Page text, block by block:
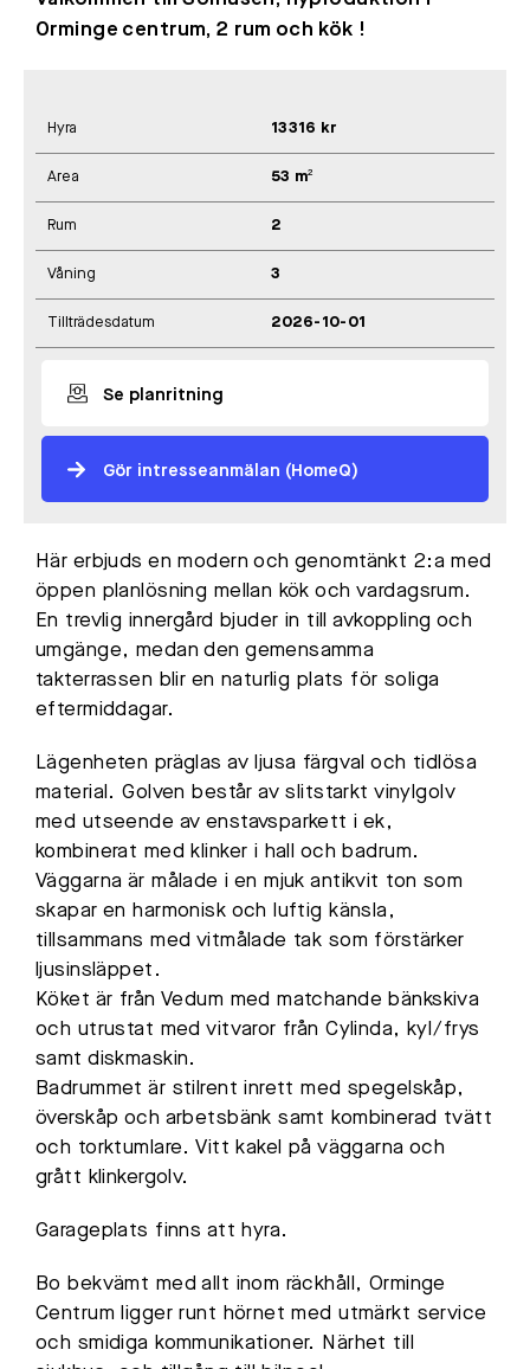
Hyra 13316 kr
Area 53 m²
Rum 2
Våning 3
Tillträdesdatum 2026-10-01
Se planritning
Gör intresseanmälan (HomeQ)
Orminge centrum, 2 rum och kök !
Här erbjuds en modern och genomtänkt 2:a med
öppen planlösning mellan kök och vardagsrum.
En trevlig innergård bjuder in till avkoppling och
umgänge, medan den gemensamma
takterrassen blir en naturlig plats för soliga
eftermiddagar.
Lägenheten präglas av ljusa färgval och tidlösa
material. Golven består av slitstarkt vinylgolv
med utseende av enstavsparkett i ek,
kombinerat med klinker i hall och badrum.
Väggarna är målade i en mjuk antikvit ton som
skapar en harmonisk och luftig känsla,
tillsammans med vitmålade tak som förstärker
ljusinsläppet.
Köket är från Vedum med matchande bänkskiva
och utrustat med vitvaror från Cylinda, kyl/frys
samt diskmaskin.
Badrummet är stilrent inrett med spegelskåp,
överskåp och arbetsbänk samt kombinerad tvätt
och torktumlare. Vitt kakel på väggarna och
grått klinkergolv.
Garageplats finns att hyra.
Bo bekvämt med allt inom räckhåll, Orminge
Centrum ligger runt hörnet med utmärkt service
och smidiga kommunikationer. Närhet till